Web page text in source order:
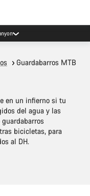
Guardabarros MTB
en un infierno si tu
del agua y las
bicicletas, para
al DH.